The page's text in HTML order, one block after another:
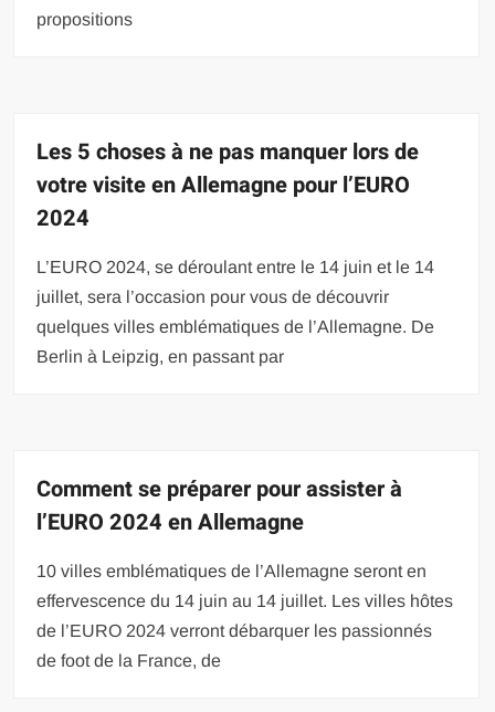
propositions
Les 5 choses à ne pas manquer lors de
votre visite en Allemagne pour l’EURO
2024
L’EURO 2024, se déroulant entre le 14 juin et le 14
juillet, sera l’occasion pour vous de découvrir
quelques villes emblématiques de l’Allemagne. De
Berlin à Leipzig, en passant par
Comment se préparer pour assister à
l’EURO 2024 en Allemagne
10 villes emblématiques de l’Allemagne seront en
effervescence du 14 juin au 14 juillet. Les villes hôtes
de l’EURO 2024 verront débarquer les passionnés
de foot de la France, de